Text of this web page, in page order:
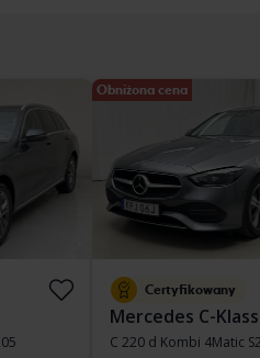
Obniżona cena
Certyfikowany
Mercedes C-Klass
C 220 d Kombi 4Matic